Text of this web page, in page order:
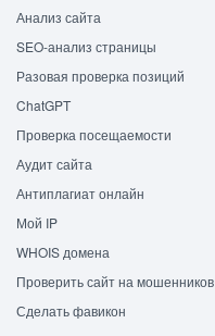
Анализ сайта
SEO-анализ страницы
Разовая проверка позиций
ChatGPT
Проверка посещаемости
Аудит сайта
Антиплагиат онлайн
Мой IP
WHOIS домена
Проверить сайт на мошенников
Сделать фавикон